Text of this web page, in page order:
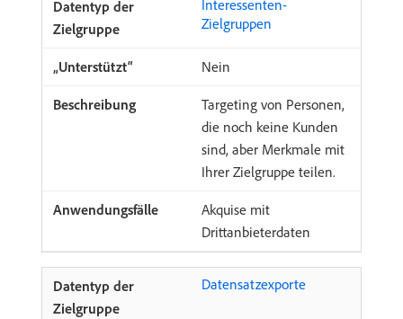
Interessenten-
Zielgruppen
Nein
Targeting von Personen,
die noch keine Kunden
sind, aber Merkmale mit
Ihrer Zielgruppe teilen.
Akquise mit
Drittanbieterdaten
Datensatzexporte